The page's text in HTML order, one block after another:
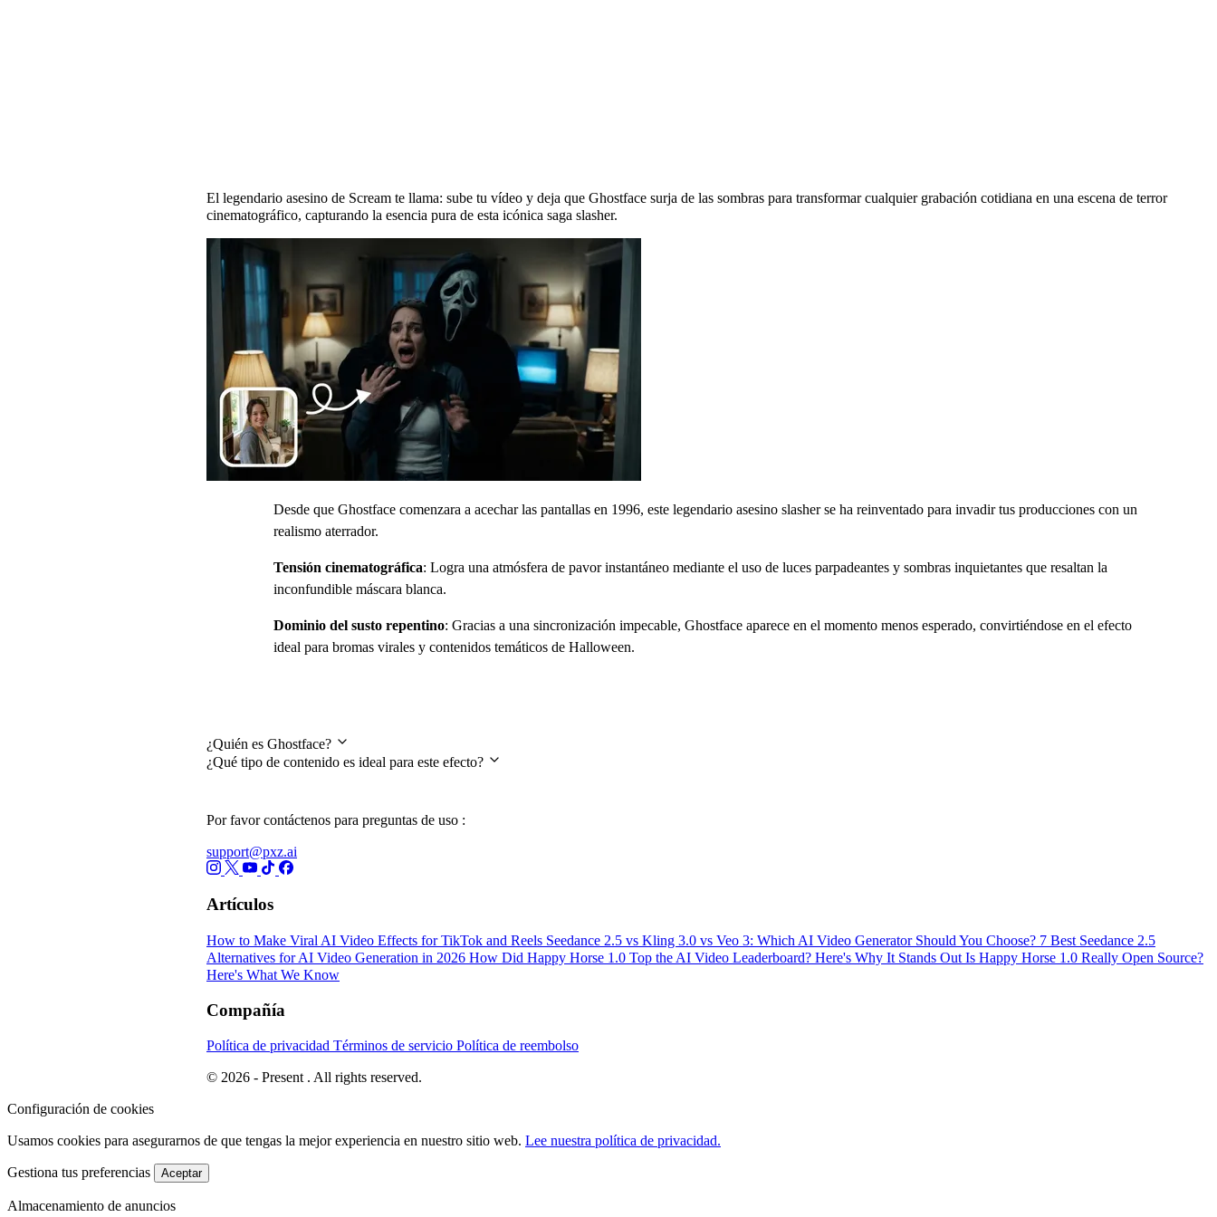
El legendario asesino de Scream te llama: sube tu vídeo y deja que Ghostface surja de las sombras para transformar cualquier grabación cotidiana en una escena de terror
cinematográfico, capturando la esencia pura de esta icónica saga slasher.
Desde que Ghostface comenzara a acechar las pantallas en 1996, este legendario asesino slasher se ha reinventado para invadir tus producciones con un
realismo aterrador.
Tensión cinematográfica: Logra una atmósfera de pavor instantáneo mediante el uso de luces parpadeantes y sombras inquietantes que resaltan la
inconfundible máscara blanca.
Dominio del susto repentino: Gracias a una sincronización impecable, Ghostface aparece en el momento menos esperado, convirtiéndose en el efecto
ideal para bromas virales y contenidos temáticos de Halloween.
¿Quién es Ghostface?
¿Qué tipo de contenido es ideal para este efecto?
Por favor contáctenos para preguntas de uso :
support@pxz.ai
Artículos
How to Make Viral AI Video Effects for TikTok and Reels Seedance 2.5 vs Kling 3.0 vs Veo 3: Which AI Video Generator Should You Choose? 7 Best Seedance 2.5
Alternatives for AI Video Generation in 2026 How Did Happy Horse 1.0 Top the AI Video Leaderboard? Here's Why It Stands Out Is Happy Horse 1.0 Really Open Source?
Here's What We Know
Compañía
Política de privacidad Términos de servicio Política de reembolso
© 2026 - Present . All rights reserved.
Configuración de cookies
Usamos cookies para asegurarnos de que tengas la mejor experiencia en nuestro sitio web. Lee nuestra política de privacidad.
Gestiona tus preferencias Aceptar
Almacenamiento de anuncios